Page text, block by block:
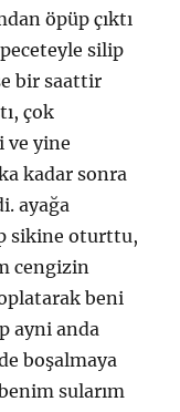
öpüp çıktı
silip
bir saattir
çok
ve yine
kadar sonra
ayağa
sikine oturttu,
cengizin
beni
ayni anda
boşalmaya
sularım